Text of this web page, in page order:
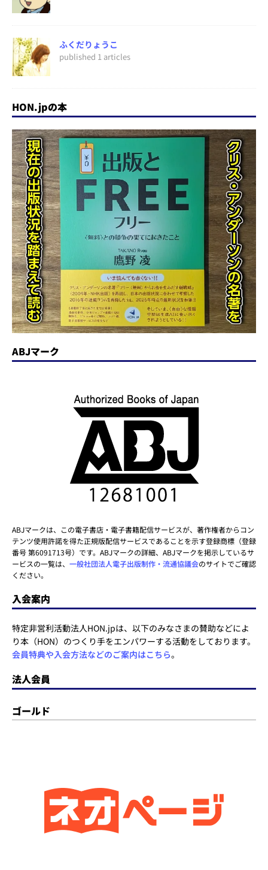
ふくだりょうこ
published 1 articles
HON.jpの本
ABJマーク
ABJマークは、この電子書店・電子書籍配信サービスが、著作権者からコン
テンツ使用許諾を得た正規版配信サービスであることを示す登録商標（登録
番号 第6091713号）です。ABJマークの詳細、ABJマークを掲示しているサ
ービスの一覧は、 一般社団法人電子出版制作・流通協議会のサイトでご確認
ください。
入会案内
特定非営利活動法人HON.jpは、以下のみなさまの賛助などによ
り本（HON）のつくり手をエンパワーする活動をしております。
会員特典や入会方法などのご案内はこちら。
法人会員
ゴールド